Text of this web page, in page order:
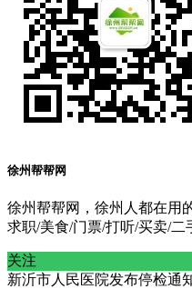
徐州帮帮网
徐州帮帮网，徐州人都在用
求职/美食/门票/打听/买卖/二
关注
新沂市人民医院发布停检通